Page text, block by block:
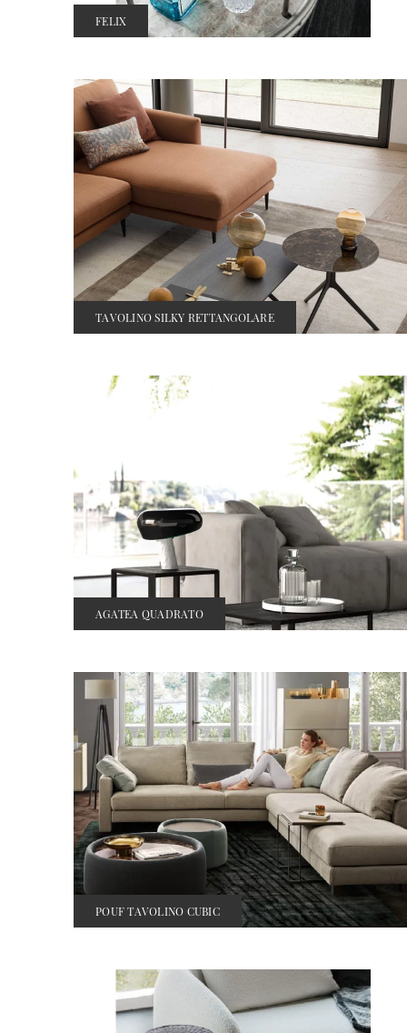
FELIX
TAVOLINO SILKY RETTANGOLARE
AGATEA QUADRATO
POUF TAVOLINO CUBIC